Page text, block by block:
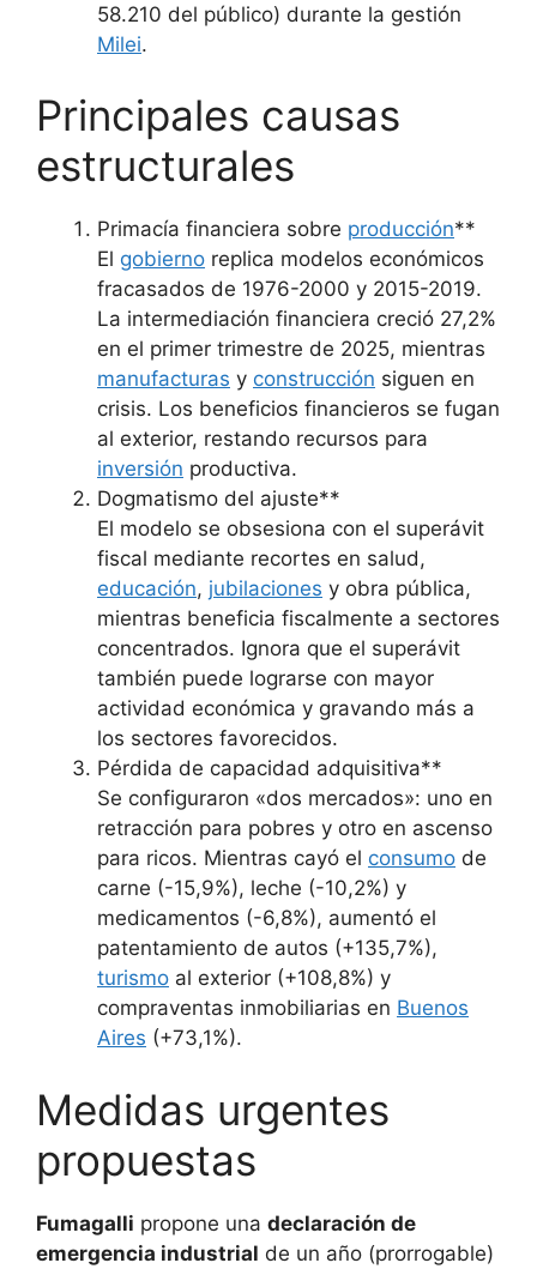
58.210 del público) durante la gestión
Milei.
Principales causas
estructurales
Primacía financiera sobre producción**
El gobierno replica modelos económicos
fracasados de 1976-2000 y 2015-2019.
La intermediación financiera creció 27,2%
en el primer trimestre de 2025, mientras
manufacturas y construcción siguen en
crisis. Los beneficios financieros se fugan
al exterior, restando recursos para
inversión productiva.
Dogmatismo del ajuste**
El modelo se obsesiona con el superávit
fiscal mediante recortes en salud,
educación, jubilaciones y obra pública,
mientras beneficia fiscalmente a sectores
concentrados. Ignora que el superávit
también puede lograrse con mayor
actividad económica y gravando más a
los sectores favorecidos.
Pérdida de capacidad adquisitiva**
Se configuraron «dos mercados»: uno en
retracción para pobres y otro en ascenso
para ricos. Mientras cayó el consumo de
carne (-15,9%), leche (-10,2%) y
medicamentos (-6,8%), aumentó el
patentamiento de autos (+135,7%),
turismo al exterior (+108,8%) y
compraventas inmobiliarias en Buenos
Aires (+73,1%).
Medidas urgentes
propuestas
Fumagalli propone una declaración de
emergencia industrial de un año (prorrogable)